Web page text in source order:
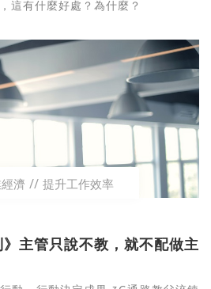
這有什麼好處？為什麼？
濟 提升工作效率
》主管只說不教，就不配做主